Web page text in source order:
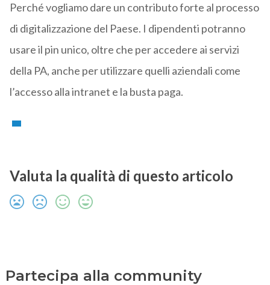
Perché vogliamo dare un contributo forte al processo
di digitalizzazione del Paese. I dipendenti potranno
usare il pin unico, oltre che per accedere ai servizi
della PA, anche per utilizzare quelli aziendali come
l’accesso alla intranet e la busta paga.
Valuta la qualità di questo articolo
Partecipa alla community